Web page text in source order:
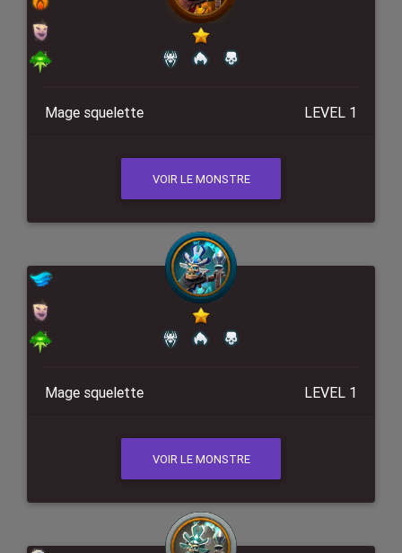
Mage squelette LEVEL 1
VOIR LE MONSTRE
Mage squelette LEVEL 1
VOIR LE MONSTRE